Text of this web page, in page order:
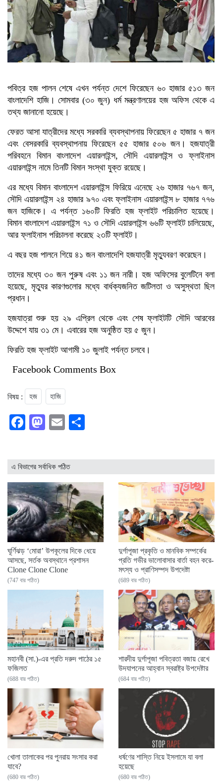
মালয়েশিয়া প্রধানমন্ত্রীর
ত্রয়োদশ জাতীয় সংসদ নির্বাচনে বিজয়
লাভে তারেক রহমানকে অভিনন্দন
জানালেন মার্কিন পররাষ্ট্রমন্ত্রী
ত্রয়োদশ জাতীয় সংসদ নির্বাচনের
বিজয়ে তারেক রহমানকে অভিনন্দন
পবিত্র হজ পালন শেষে এখন পর্যন্ত দেশে ফিরেছেন ৬০ হাজার ৫১৩ জন
বাংলাদেশি হাজি। সোমবার (৩০ জুন) ধর্ম মন্ত্রণালয়ের হজ অফিস থেকে এ
তথ্য জানানো হয়েছে।
ফেরত আসা যাত্রীদের মধ্যে সরকারি ব্যবস্থাপনায় ফিরেছেন ৫ হাজার ৭ জন
এবং বেসরকারি ব্যবস্থাপনায় ফিরেছেন ৫৫ হাজার ৫০৬ জন। হজযাত্রী
পরিবহনে বিমান বাংলাদেশ এয়ারলাইন্স, সৌদি এয়ারলাইন্স ও ফ্লাইনাস
এয়ারলাইন্স নামে তিনটি বিমান সংস্থা যুক্ত রয়েছে।
এর মধ্যে বিমান বাংলাদেশ এয়ারলাইন্স ফিরিয়ে এনেছে ২৬ হাজার ৭৬৭ জন,
সৌদি এয়ারলাইন্স ২৪ হাজার ৯৭০ এবং ফ্লাইনাস এয়ারলাইন্স ৮ হাজার ৭৭৬
জন হাজিকে। এ পর্যন্ত ১৬০টি ফিরতি হজ ফ্লাইট পরিচালিত হয়েছে।
বিমান বাংলাদেশ এয়ারলাইন্স ৭১ ও সৌদি এয়ারলাইন্স ৬৬টি ফ্লাইট চালিয়েছে,
আর ফ্লাইনাস পরিচালনা করেছে ২৩টি ফ্লাইট।
এ বছর হজ পালনে গিয়ে ৪১ জন বাংলাদেশি হজযাত্রী মৃত্যুবরণ করেছেন।
তাদের মধ্যে ৩০ জন পুরুষ এবং ১১ জন নারী। হজ অফিসের বুলেটিনে বলা
হয়েছে, মৃত্যুর কারণগুলোর মধ্যে বার্ধক্যজনিত জটিলতা ও অসুস্থতা ছিল
প্রধান।
হজযাত্রা শুরু হয় ২৯ এপ্রিল থেকে এবং শেষ ফ্লাইটটি সৌদি আরবের
উদ্দেশে যায় ৩১ মে। এবারের হজ অনুষ্ঠিত হয় ৫ জুন।
ফিরতি হজ ফ্লাইট আগামী ১০ জুলাই পর্যন্ত চলবে।
Facebook Comments Box
বিষয় : হজ হাজি
Facebook
Mastodon
Email
এ বিভাগের সর্বাধিক পঠিত
ঘূর্ণিঝড় ‘মোরা’ উপকূলের দিকে ধেয়ে
আসছে, সর্তক অবস্থানে প্রশাসন
Clone Clone Clone
(747 বার পঠিত)
দুর্গাপূজা প্রকৃতি ও মানবিক সম্পর্কের
প্রতি গভীর ভালোবাসার বার্তা বহন করে-
মৎস্য ও প্রাণিসম্পদ উপদেষ্টা
(689 বার পঠিত)
মহানবী (সা.)-এর প্রতি দরুদ পাঠের ১৫
ফজিলত
(688 বার পঠিত)
শারদীয় দুর্গাপূজা পবিত্রতা বজায় রেখে
উদযাপনের আহ্বান স্বরাষ্ট্র উপদেষ্টার
(684 বার পঠিত)
খোলা তালাকের পর পুনরায় সংসার করা
যাবে?
(680 বার পঠিত)
ধর্ষণের শাস্তি নিয়ে ইসলামে যা বলা
হয়েছে
(680 বার পঠিত)